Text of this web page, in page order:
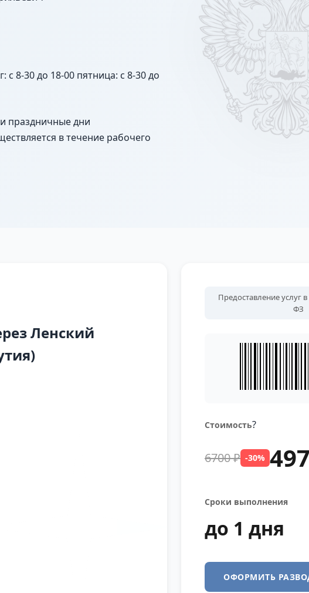
с 8-30 до 18-00 пятница: с 8-30 до
праздничные дни
в течение рабочего
Ленский
Предоставление услуг в
ФЗ
Стоимость?
6700 ₽ -30%
Сроки выполнения
до 1 дня
ОФОРМИТЬ